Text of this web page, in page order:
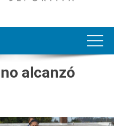
alcanzó